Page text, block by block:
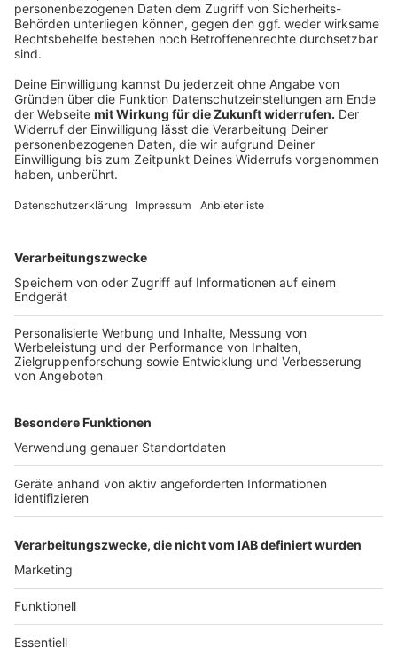
53721 Siegburg, werden um 18.30 Uhr die Glocken
läuten angesichts der erschütternden Nachricht von
der Invasion in die Ukraine. Anschließend wird zu einem
Friedensgebet in die Auferstehungskirche eingeladen.
Es wird Zeit sein zur Stille, zum Entzünden einer Kerze
– Zeit, um die Ohnmacht ins Gebet zu nehmen.
Thomasberg-Heisterbacherrott:Die Evangelische
Emmausgemeinde Thomasberg-Heisterbacherrott
schließt sich dem Aufruf an: In Heisterbacherrott
Königswinter, läuten. Pfarrerin Pia Haase-Schlie lädt zu
Andacht und Stille ein.
Bartholomäuskirche Wahlscheid, Bartholomäusstraße
6, 53797 Lohmar-Wahlscheid, werden zum Gebet
läuten.
Weitere Informationen auf den Seiten der
evangelischenundkatholischenGemeinden an Rhein
und Sieg.
Anzeige